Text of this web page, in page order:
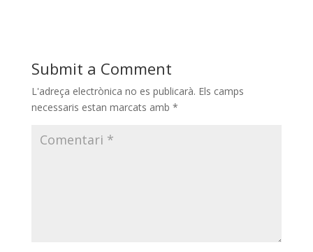
Submit a Comment
L'adreça electrònica no es publicarà. Els camps
necessaris estan marcats amb *